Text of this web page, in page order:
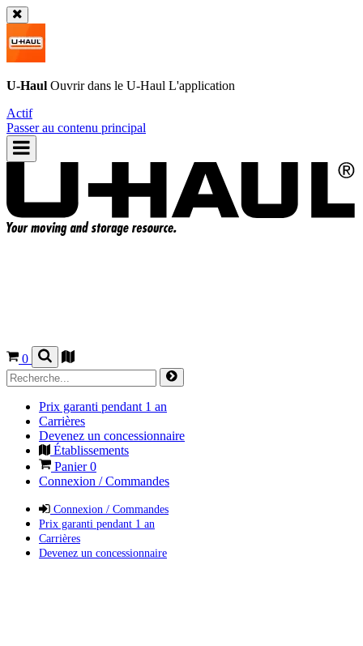
U-Haul Ouvrir dans le U-Haul L'application
Actif
Passer au contenu principal
0
Prix garanti pendant 1 an
Carrières
Devenez un concessionnaire
Établissements
Panier0
Connexion / Commandes
Connexion / Commandes
Prix garanti pendant 1 an
Carrières
Devenez un concessionnaire